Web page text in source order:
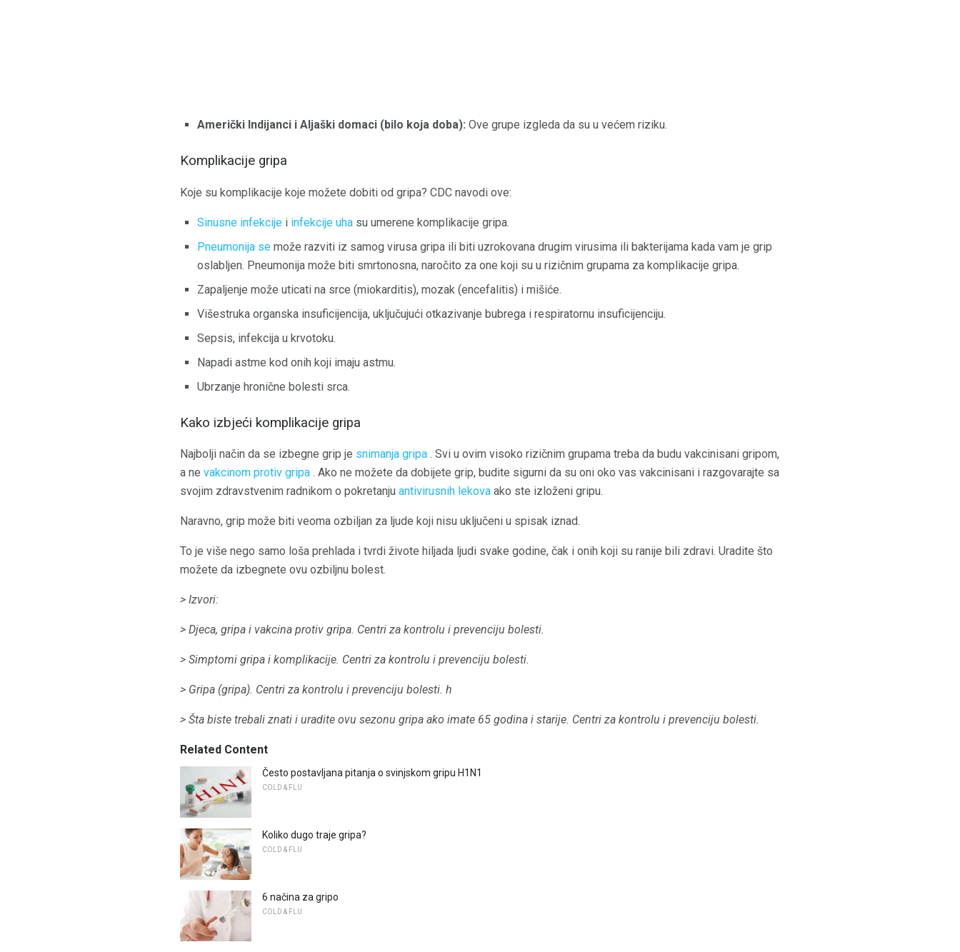
Američki Indijanci i Aljaški domaci (bilo koja doba): Ove grupe izgleda da su u većem riziku.
Komplikacije gripa
Koje su komplikacije koje možete dobiti od gripa? CDC navodi ove:
Sinusne infekcije i infekcije uha su umerene komplikacije gripa.
Pneumonija se može razviti iz samog virusa gripa ili biti uzrokovana drugim virusima ili bakterijama kada vam je grip
oslabljen. Pneumonija može biti smrtonosna, naročito za one koji su u rizičnim grupama za komplikacije gripa.
Zapaljenje može uticati na srce (miokarditis), mozak (encefalitis) i mišiće.
Višestruka organska insuficijencija, uključujući otkazivanje bubrega i respiratornu insuficijenciju.
Sepsis, infekcija u krvotoku.
Napadi astme kod onih koji imaju astmu.
Ubrzanje hronične bolesti srca.
Kako izbjeći komplikacije gripa
Najbolji način da se izbegne grip je snimanja gripa . Svi u ovim visoko rizičnim grupama treba da budu vakcinisani gripom,
a ne vakcinom protiv gripa . Ako ne možete da dobijete grip, budite sigurni da su oni oko vas vakcinisani i razgovarajte sa
svojim zdravstvenim radnikom o pokretanju antivirusnih lekova ako ste izloženi gripu.
Naravno, grip može biti veoma ozbiljan za ljude koji nisu uključeni u spisak iznad.
To je više nego samo loša prehlada i tvrdi živote hiljada ljudi svake godine, čak i onih koji su ranije bili zdravi. Uradite što
možete da izbegnete ovu ozbiljnu bolest.
> Izvori:
> Djeca, gripa i vakcina protiv gripa. Centri za kontrolu i prevenciju bolesti.
> Simptomi gripa i komplikacije. Centri za kontrolu i prevenciju bolesti.
> Gripa (gripa). Centri za kontrolu i prevenciju bolesti. h
> Šta biste trebali znati i uradite ovu sezonu gripa ako imate 65 godina i starije. Centri za kontrolu i prevenciju bolesti.
Related Content
Često postavljana pitanja o svinjskom gripu H1N1
COLD & FLU
Koliko dugo traje gripa?
COLD & FLU
6 načina za gripo
COLD & FLU